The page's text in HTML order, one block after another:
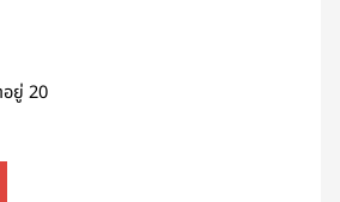
ยู่ 20